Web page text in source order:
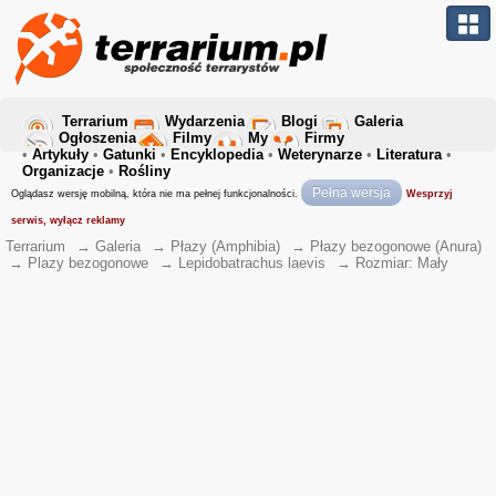
Terrarium Wydarzenia Blogi
Galeria
Ogłoszenia
Filmy My
Firmy
• Artykuły • Gatunki • Encyklopedia• Weterynarze • Literatura•
Organizacje • Rośliny
Oglądasz wersję mobilną, która nie ma pełnej funkcjonalności. Pełna wersja Wesprzyj
serwis, wyłącz reklamy
Terrarium → Galeria → Płazy (Amphibia) → Płazy bezogonowe (Anura)
→ Plazy bezogonowe → Lepidobatrachus laevis → Rozmiar: Mały